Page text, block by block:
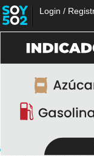
Login /